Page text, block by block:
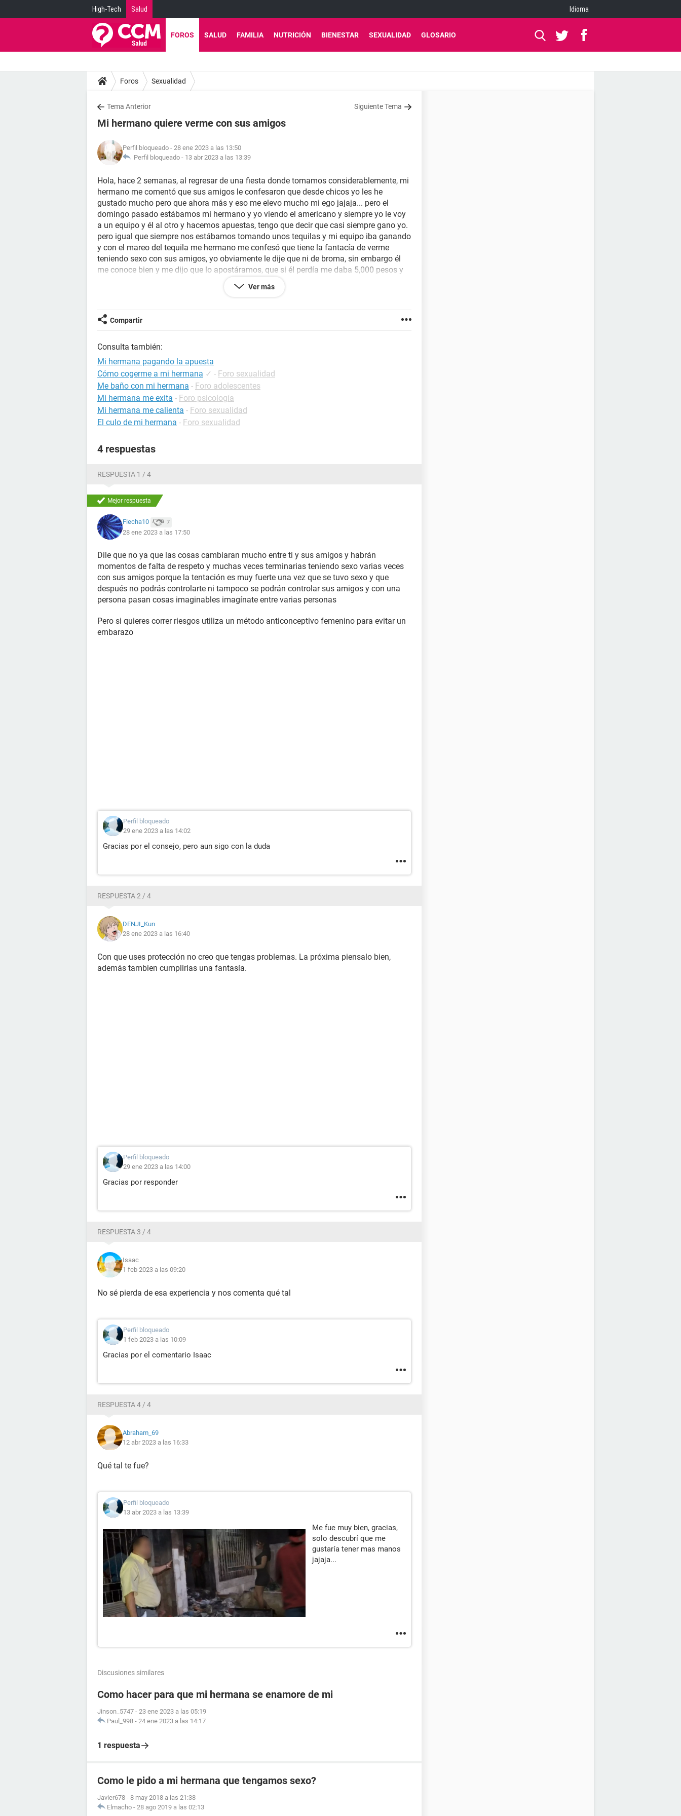
High-Tech Salud Idioma
FOROS SALUD FAMILIA NUTRICIÓN BIENESTAR SEXUALIDAD GLOSARIO
Foros Sexualidad
Tema Anterior Siguiente Tema
Mi hermano quiere verme con sus amigos
Perfil bloqueado - 28 ene 2023 a las 13:50
Perfil bloqueado - 13 abr 2023 a las 13:39
Hola, hace 2 semanas, al regresar de una fiesta donde tomamos considerablemente, mi
hermano me comentó que sus amigos le confesaron que desde chicos yo les he
gustado mucho pero que ahora más y eso me elevo mucho mi ego jajaja... pero el
domingo pasado estábamos mi hermano y yo viendo el americano y siempre yo le voy
a un equipo y él al otro y hacemos apuestas, tengo que decir que casi siempre gano yo.
pero igual que siempre nos estábamos tomando unos tequilas y mi equipo iba ganando
y con el mareo del tequila me hermano me confesó que tiene la fantacía de verme
teniendo sexo con sus amigos, yo obviamente le dije que ni de broma, sin embargo él
me conoce bien y me dijo que lo apostáramos, que si él perdía me daba 5,000 pesos y
acepté y el problema fue que al final mi equipo perdió y ahora no sé que hacer, mi
quisiera tener que cumplirlo
Lo peor de todo es que me da mucho morbo...
Ver más
Compartir
Consulta también:
Mi hermana pagando la apuesta
Cómo cogerme a mi hermana ✓ - Foro sexualidad
Me baño con mi hermana - Foro adolescentes
Mi hermana me exita - Foro psicología
Mi hermana me calienta - Foro sexualidad
El culo de mi hermana - Foro sexualidad
4 respuestas
RESPUESTA 1 / 4
Mejor respuesta
Flecha10 7
28 ene 2023 a las 17:50
Dile que no ya que las cosas cambiaran mucho entre ti y sus amigos y habrán
momentos de falta de respeto y muchas veces terminarias teniendo sexo varias veces
con sus amigos porque la tentación es muy fuerte una vez que se tuvo sexo y que
después no podrás controlarte ni tampoco se podrán controlar sus amigos y con una
persona pasan cosas imaginables imagínate entre varias personas
Pero si quieres correr riesgos utiliza un método anticonceptivo femenino para evitar un
embarazo
Perfil bloqueado
29 ene 2023 a las 14:02
Gracias por el consejo, pero aun sigo con la duda
RESPUESTA 2 / 4
DENJI_Kun
28 ene 2023 a las 16:40
Con que uses protección no creo que tengas problemas. La próxima piensalo bien,
además tambien cumplirias una fantasía.
Perfil bloqueado
29 ene 2023 a las 14:00
Gracias por responder
RESPUESTA 3 / 4
Isaac
1 feb 2023 a las 09:20
No sé pierda de esa experiencia y nos comenta qué tal
Perfil bloqueado
1 feb 2023 a las 10:09
Gracias por el comentario Isaac
RESPUESTA 4 / 4
Abraham_69
12 abr 2023 a las 16:33
Qué tal te fue?
Perfil bloqueado
13 abr 2023 a las 13:39
Me fue muy bien, gracias,
solo descubrí que me
gustaría tener mas manos
jajaja...
Discusiones similares
Como hacer para que mi hermana se enamore de mi
Jinson_5747 - 23 ene 2023 a las 05:19
Paul_998 - 24 ene 2023 a las 14:17
1 respuesta
Como le pido a mi hermana que tengamos sexo?
Javier678 - 8 may 2018 a las 21:38
Elmacho - 28 ago 2019 a las 02:13